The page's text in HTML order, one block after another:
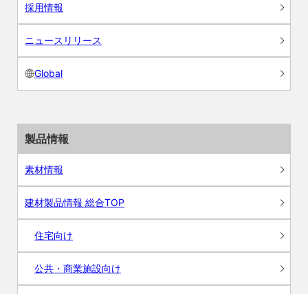
採用情報
ニュースリリース
Global
製品情報
素材情報
建材製品情報 総合TOP
住宅向け
公共・商業施設向け